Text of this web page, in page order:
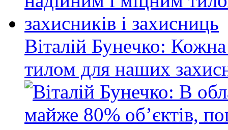
Віталій Бунечко:
тилом для наших